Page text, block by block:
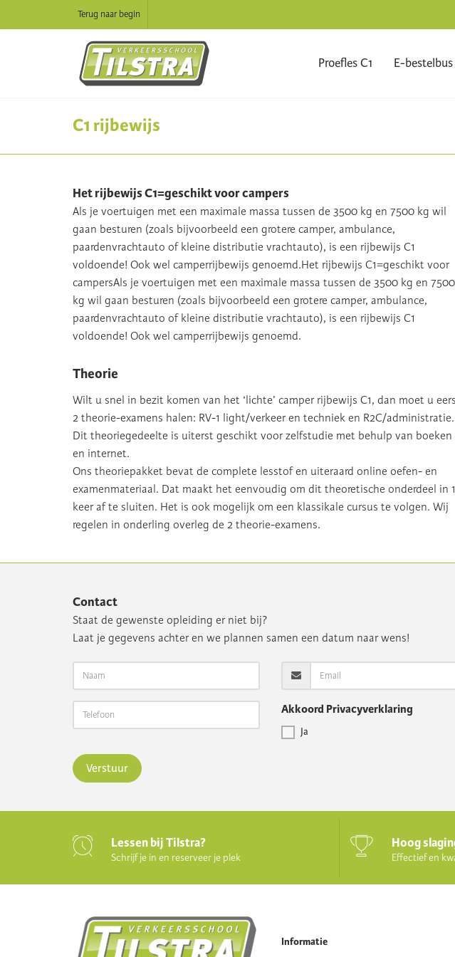
Terug naar begin
Proefles C1 E-
C1 rijbewijs
Het rijbewijs C1=geschikt voor campers
Als je voertuigen met een maximale massa tussen de 3500 kg en 7500 kg wil
gaan besturen (zoals bijvoorbeeld een grotere camper, ambulance,
paardenvrachtauto of kleine distributie vrachtauto), is een rijbewijs C1
voldoende! Ook wel camperrijbewijs genoemd.Het rijbewijs C1=geschikt voor
campersAls je voertuigen met een maximale massa tussen de 3500 kg en 7500
kg wil gaan besturen (zoals bijvoorbeeld een grotere camper, ambulance,
paardenvrachtauto of kleine distributie vrachtauto), is een rijbewijs C1
voldoende! Ook wel camperrijbewijs genoemd.
Theorie
Wilt u snel in bezit komen van het ‘lichte’ camper rijbewijs C1, dan moet u
2 theorie-examens halen: RV-1 light/verkeer en techniek en R2C/administratie.
Dit theoriegedeelte is uiterst geschikt voor zelfstudie met behulp van boeken
en internet.
Ons theoriepakket bevat de complete lesstof en uiteraard online oefen- en
examenmateriaal. Dat maakt het eenvoudig om dit theoretische onderdeel in 1
keer af te sluiten. Het is ook mogelijk om een klassikale cursus te volgen. Wij
regelen in onderling overleg de 2 theorie-examens.
Contact
Staat de gewenste opleiding er niet bij?
Laat je gegevens achter en we plannen samen een datum naar wens!
Akkoord Privacyverklaring
Ja
Verstuur
Lessen bij Tilstra?
Schrijf je in en reserveer je plek
Hoog
Effectief en
Informatie